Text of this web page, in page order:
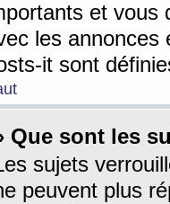
et vous
les annonces
it sont
Que sont les
sujets
peuvent plus